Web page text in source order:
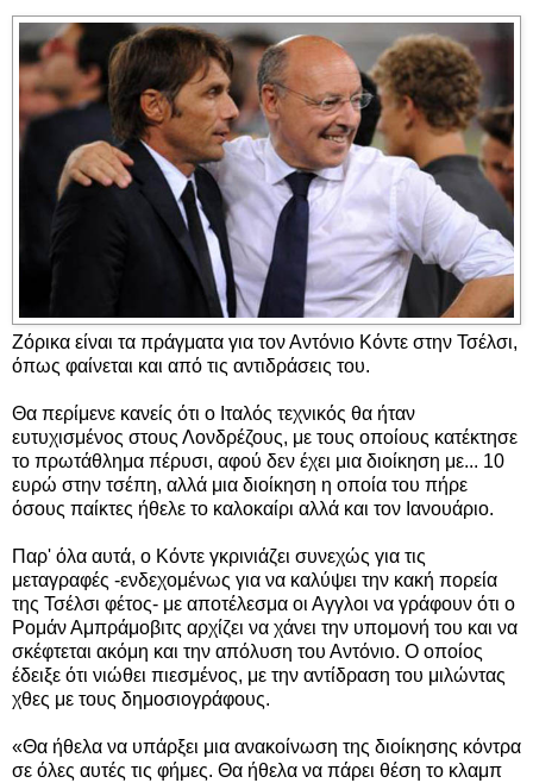
Ζόρικα είναι τα πράγματα για τον Αντόνιο Κόντε στην Τσέλσι,
όπως φαίνεται και από τις αντιδράσεις του.
Θα περίμενε κανείς ότι ο Ιταλός τεχνικός θα ήταν
ευτυχισμένος στους Λονδρέζους, με τους οποίους κατέκτησε
το πρωτάθλημα πέρυσι, αφού δεν έχει μια διοίκηση με... 10
ευρώ στην τσέπη, αλλά μια διοίκηση η οποία του πήρε
όσους παίκτες ήθελε το καλοκαίρι αλλά και τον Ιανουάριο.
Παρ' όλα αυτά, ο Κόντε γκρινιάζει συνεχώς για τις
μεταγραφές -ενδεχομένως για να καλύψει την κακή πορεία
της Τσέλσι φέτος- με αποτέλεσμα οι Αγγλοι να γράφουν ότι ο
Ρομάν Αμπράμοβιτς αρχίζει να χάνει την υπομονή του και να
σκέφτεται ακόμη και την απόλυση του Αντόνιο. Ο οποίος
έδειξε ότι νιώθει πιεσμένος, με την αντίδραση του μιλώντας
χθες με τους δημοσιογράφους.
«Θα ήθελα να υπάρξει μια ανακοίνωση της διοίκησης κόντρα
σε όλες αυτές τις φήμες. Θα ήθελα να πάρει θέση το κλαμπ